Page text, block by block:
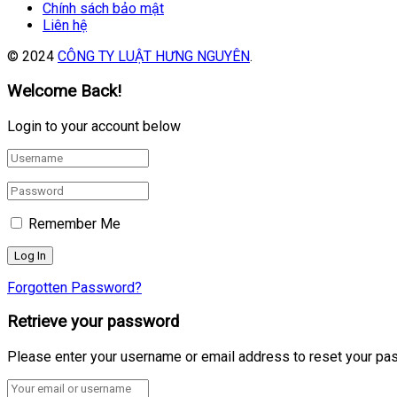
Chính sách bảo mật
Liên hệ
© 2024 CÔNG TY LUẬT HƯNG NGUYÊN.
Welcome Back!
Login to your account below
Remember Me
Forgotten Password?
Retrieve your password
Please enter your username or email address to reset your